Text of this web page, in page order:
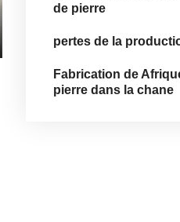
de pierre
pertes de la
Fabrication de
pierre dans la chane